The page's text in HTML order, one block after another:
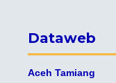
Dataweb
Aceh Tamiang